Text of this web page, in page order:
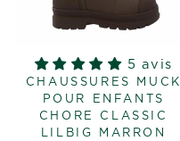
5 avis
CHAUSSURES MUCK
POUR ENFANTS
CHORE CLASSIC
LILBIG MARRON